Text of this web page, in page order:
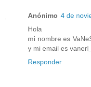
Anónimo 4 de
Hola
mi nombre es
y mi email es
Responder